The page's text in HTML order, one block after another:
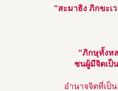
“สะมาธิง ภิกขะเ
“ภิกษุทั้งห
ชนผู้มีจิตเป็
อำนาจจิตที่เป็